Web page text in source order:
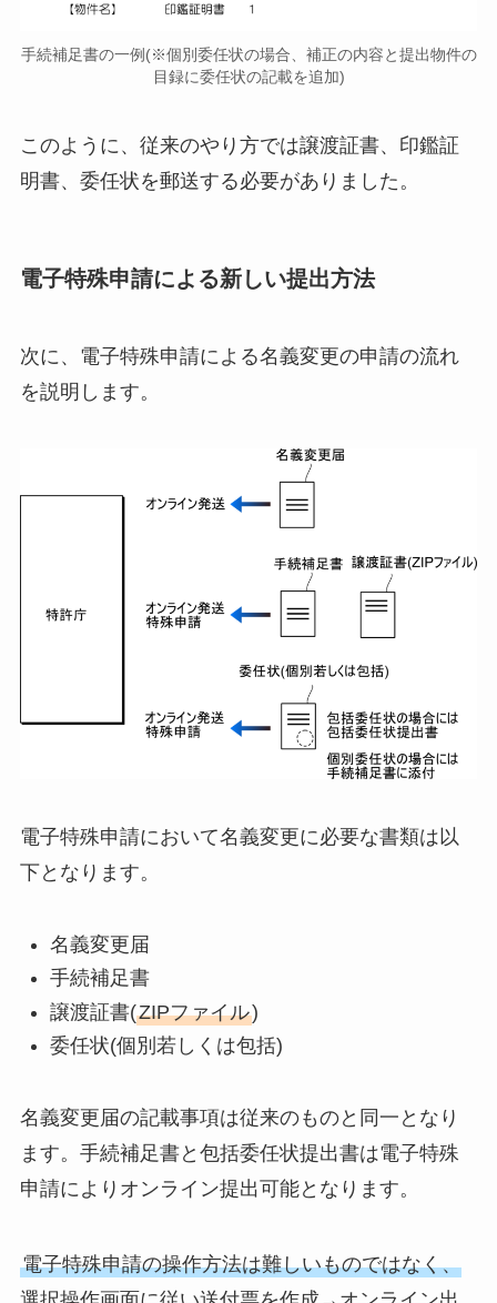
手続補足書の一例(※個別委任状の場合、補正の内容と提出物件の
目録に委任状の記載を追加)
このように、従来のやり方では譲渡証書、印鑑証
明書、委任状を郵送する必要がありました。
電子特殊申請による新しい提出方法
次に、電子特殊申請による名義変更の申請の流れ
を説明します。
電子特殊申請において名義変更に必要な書類は以
下となります。
名義変更届
手続補足書
譲渡証書(ZIPファイル)
委任状(個別若しくは包括)
名義変更届の記載事項は従来のものと同一となり
ます。手続補足書と包括委任状提出書は電子特殊
申請によりオンライン提出可能となります。
電子特殊申請の操作方法は難しいものではなく、